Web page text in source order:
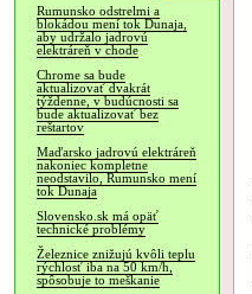
Rumunsko odstrelmi a
blokádou mení tok Dunaja,
aby udržalo jadrovú
elektráreň v chode
Chrome sa bude
aktualizovať dvakrát
týždenne, v budúcnosti sa
bude aktualizovať bez
reštartov
Maďarsko jadrovú elektráreň
nakoniec kompletne
neodstavilo, Rumunsko mení
tok Dunaja
Slovensko.sk má opäť
technické problémy
Železnice znižujú kvôli teplu
rýchlosť iba na 50 km/h,
spôsobuje to meškanie